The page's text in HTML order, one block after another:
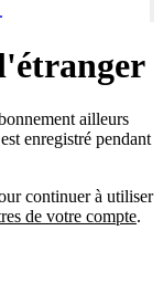
ailleurs
enregistré pendant
continuer à utiliser
de votre compte.